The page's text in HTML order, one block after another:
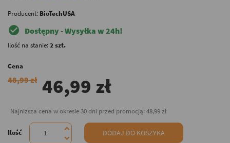
Producent: BioTechUSA
check_circle Dostępny - Wysyłka w 24h!
Ilość na stanie:2 szt.
Cena
48,99 zł 46,99 zł
Najniższa cena w okresie 30 dni przed promocją: 48,99 zł
Ilość DODAJ DO KOSZYKA